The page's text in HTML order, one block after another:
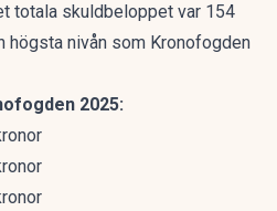
totala skuldbeloppet var 154
högsta nivån som Kronofogden
2025: